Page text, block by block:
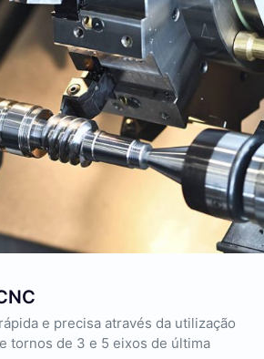
e precisa através da utilização
tornos de 3 e 5 eixos de última